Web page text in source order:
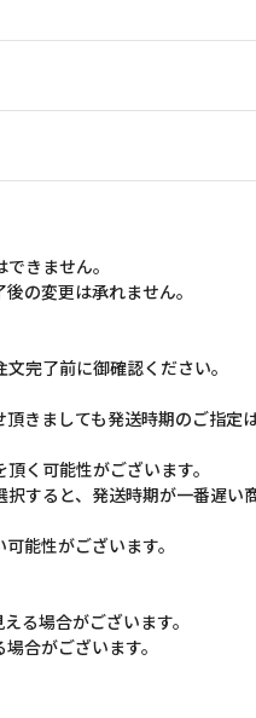
きません。
の変更は承れません。
完了前に御確認ください。
きましても発送時期のご指定
く可能性がございます。
すると、発送時期が一番遅い
能性がございます。
る場合がございます。
合がございます。